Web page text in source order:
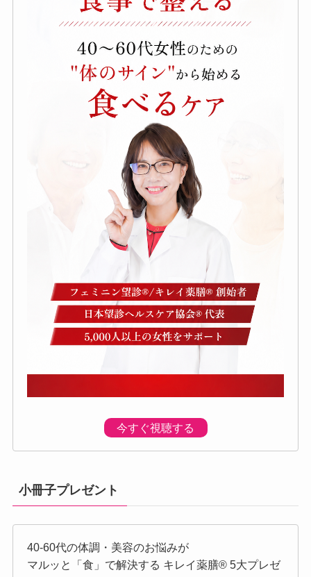
今すぐ視聴する
小冊子プレゼント
40-60代の体調・美容のお悩みが
マルッと「食」で解決する キレイ薬膳®︎ 5大プレゼ